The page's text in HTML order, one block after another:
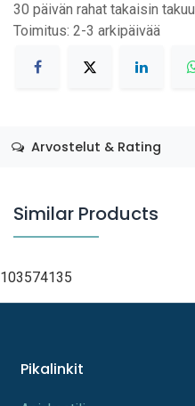
30 päivän rahat takaisin takuu
Toimitus: 2-3 arkipäivää
Arvostelut & Rating
Similar Products
103574135
Pikalinkit